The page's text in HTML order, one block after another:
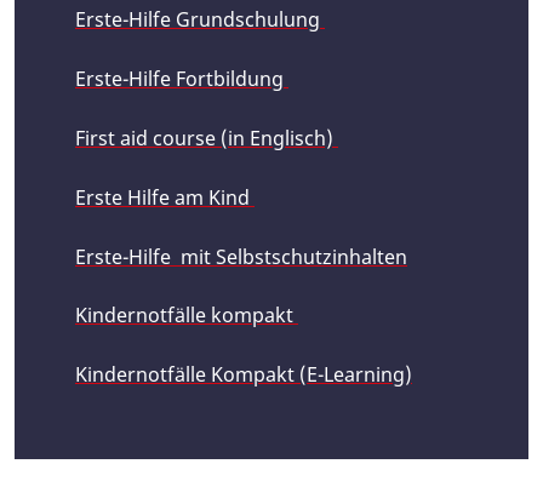
Erste-Hilfe Grundschulung
Erste-Hilfe Fortbildung
First aid course (in Englisch)
Erste Hilfe am Kind
Erste-Hilfe mit Selbstschutzinhalten
Kindernotfälle kompakt
Kindernotfälle Kompakt (E-Learning)